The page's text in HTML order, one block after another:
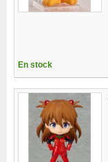
En stock